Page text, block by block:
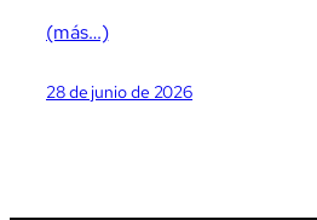
(más…)
28 de junio de 2026